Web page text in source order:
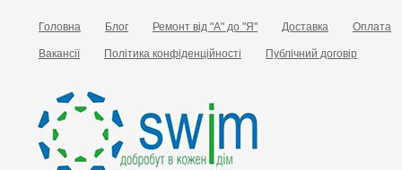
Головна Блог Ремонт від "А" до "Я" Доставка Оплата
Вакансії Політика конфіденційності Публічний договір